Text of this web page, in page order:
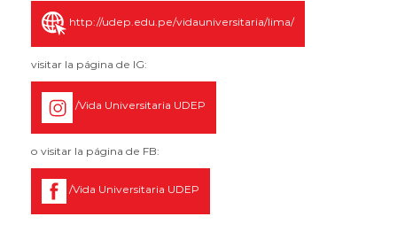
http://udep.edu.pe/vidauniversitaria/lima/
visitar la página de IG:
/Vida Universitaria UDEP
o visitar la página de FB:
/Vida Universitaria UDEP